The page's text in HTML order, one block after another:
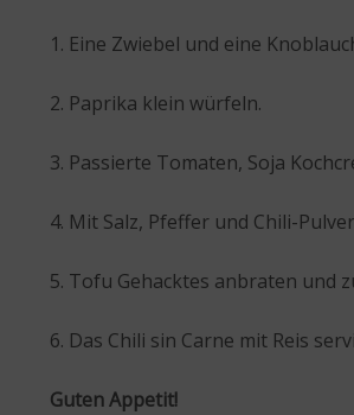
1. Eine Zwiebel und eine
2. Paprika klein würfeln.
3. Passierte Tomaten, Soja
4. Mit Salz, Pfeffer und Chili-
5. Tofu Gehacktes anbraten und
6. Das Chili sin Carne mit Reis
Guten Appetit!